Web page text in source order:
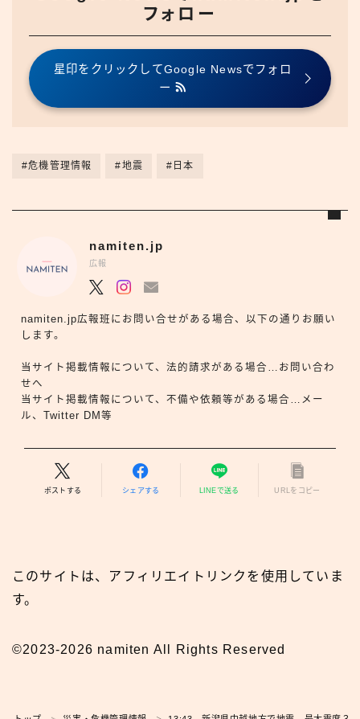
フォロー
星印をクリックしてGoogle Newsでフォロ
ー
#危機管理情報 #地震 #日本
namiten.jp
広報
namiten.jp広報班にお問い合せがある場合、以下の通りお願い
します。
当サイト掲載情報について、法的請求がある場合…お問い合わ
せへ
当サイト掲載情報について、不備や依頼等がある場合…メー
ル、Twitter DM等
ポストする シェアする LINEで送る URLをコピー
このサイトは、アフィリエイトリンクを使用していま
す。
©2023-2026 namiten All Rights Reserved